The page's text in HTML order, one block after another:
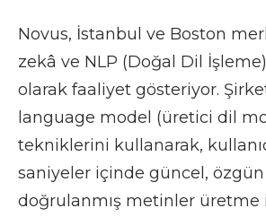
Novus, İstanbul ve Boston
zekâ ve NLP (Doğal Dil
olarak faaliyet gösteriyor.
language model (üretici dil
tekniklerini kullanarak,
saniyeler içinde güncel, özgün
doğrulanmış metinler üretme